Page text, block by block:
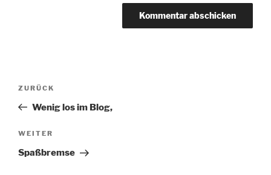
Beitragsnavigation
Vorheriger
Beitrag
ZURÜCK
Wenig los im Blog,
Nächster
Beitrag
WEITER
Spaßbremse